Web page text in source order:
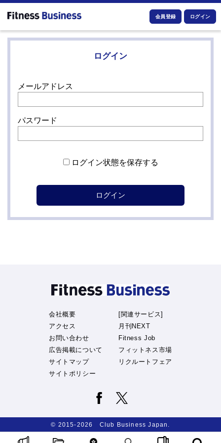
会員登録 ログイン
ログイン
メールアドレス
パスワード
ログイン状態を保存する
会社概要
アクセス
お問い合わせ
広告掲載について
サイトマップ
サイトポリシー
[関連サービス]
月刊NEXT
Fitness Job
フィットネス市場
リクルートフェア
© 2015-2026 Club Business Japan.